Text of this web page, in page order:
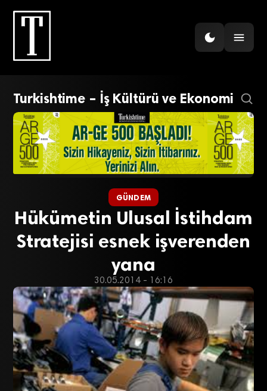
Turkishtime – İş Kültürü ve Ekonomi
GÜNDEM
Hükümetin Ulusal İstihdam
Stratejisi esnek işverenden
yana
30.05.2014 - 16:16